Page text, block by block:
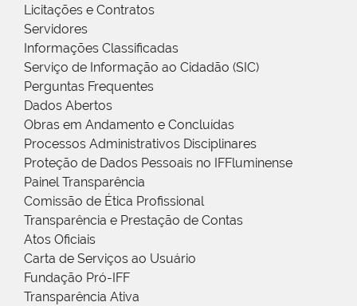
Licitações e Contratos
Servidores
Informações Classificadas
Serviço de Informação ao Cidadão (SIC)
Perguntas Frequentes
Dados Abertos
Obras em Andamento e Concluídas
Processos Administrativos Disciplinares
Proteção de Dados Pessoais no IFFluminense
Painel Transparência
Comissão de Ética Profissional
Transparência e Prestação de Contas
Atos Oficiais
Carta de Serviços ao Usuário
Fundação Pró-IFF
Transparência Ativa